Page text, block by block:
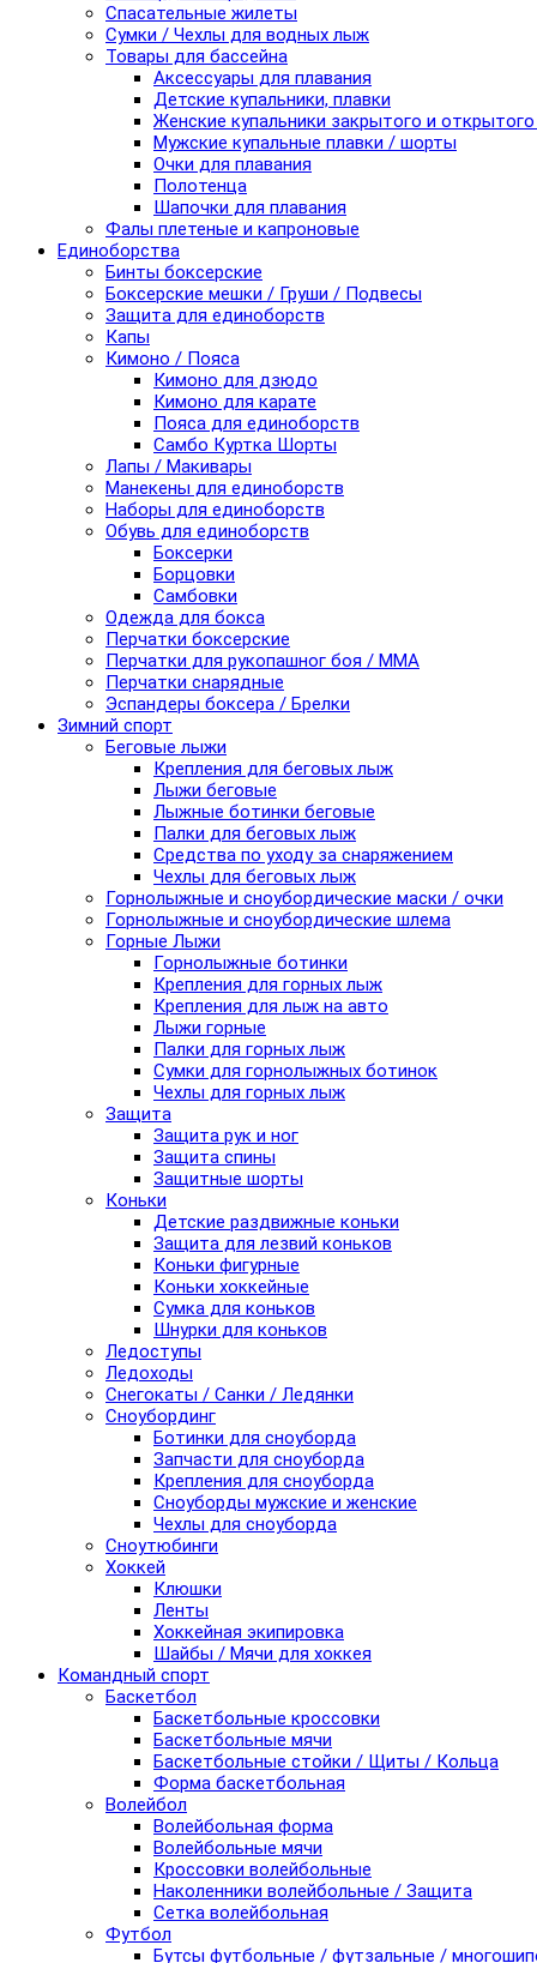
Спасательные жилеты
Сумки / Чехлы для водных лыж
Товары для бассейна
Аксессуары для плавания
Детские купальники, плавки
Женские купальники закрытого и
Мужские купальные плавки / шорты
Очки для плавания
Полотенца
Шапочки для плавания
Фалы плетеные и капроновые
Единоборства
Бинты боксерские
Боксерские мешки / Груши / Подвесы
Защита для единоборств
Капы
Кимоно / Пояса
Кимоно для дзюдо
Кимоно для карате
Пояса для единоборств
Самбо Куртка Шорты
Лапы / Макивары
Манекены для единоборств
Наборы для единоборств
Обувь для единоборств
Боксерки
Борцовки
Самбовки
Одежда для бокса
Перчатки боксерские
Перчатки для рукопашног боя / ММА
Перчатки снарядные
Эспандеры боксера / Брелки
Зимний спорт
Беговые лыжи
Крепления для беговых лыж
Лыжи беговые
Лыжные ботинки беговые
Палки для беговых лыж
Средства по уходу за снаряжением
Чехлы для беговых лыж
Горнолыжные и сноубордические маски / очки
Горнолыжные и сноубордические шлема
Горные Лыжи
Горнолыжные ботинки
Крепления для горных лыж
Крепления для лыж на авто
Лыжи горные
Палки для горных лыж
Сумки для горнолыжных ботинок
Чехлы для горных лыж
Защита
Защита рук и ног
Защита спины
Защитные шорты
Коньки
Детские раздвижные коньки
Защита для лезвий коньков
Коньки фигурные
Коньки хоккейные
Сумка для коньков
Шнурки для коньков
Ледоступы
Ледоходы
Снегокаты / Санки / Ледянки
Сноубординг
Ботинки для сноуборда
Запчасти для сноуборда
Крепления для сноуборда
Сноуборды мужские и женские
Чехлы для сноуборда
Сноутюбинги
Хоккей
Клюшки
Ленты
Хоккейная экипировка
Шайбы / Мячи для хоккея
Командный спорт
Баскетбол
Баскетбольные кроссовки
Баскетбольные мячи
Баскетбольные стойки / Щиты / Кольца
Форма баскетбольная
Волейбол
Волейбольная форма
Волейбольные мячи
Кроссовки волейбольные
Наколенники волейбольные / Защита
Сетка волейбольная
Футбол
Бутсы футбольные / футзальные /